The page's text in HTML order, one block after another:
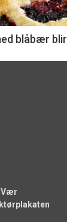
blåbær blir
Vær